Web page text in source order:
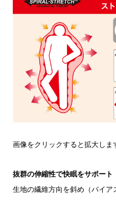
画像をクリックすると拡大しま
抜群の伸縮性で快眠をサポート
生地の繊維方向を斜め（バイ